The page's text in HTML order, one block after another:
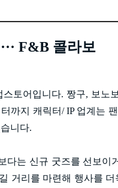
F&B 콜라보
토어입니다. 짱구, 보노
까지 캐릭터/ IP 업계는
니다.
는 신규 굿즈를 선보이
거리를 마련해 행사를